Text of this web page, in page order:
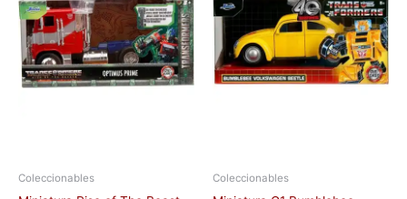
Coleccionables Coleccionables